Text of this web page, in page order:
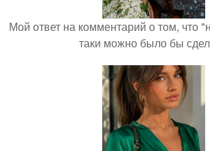
Мой ответ на комментарий о том, что
таки можно было бы